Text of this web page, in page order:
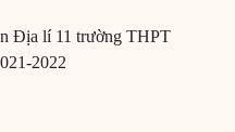
Địa lí 11 trường THPT
2022